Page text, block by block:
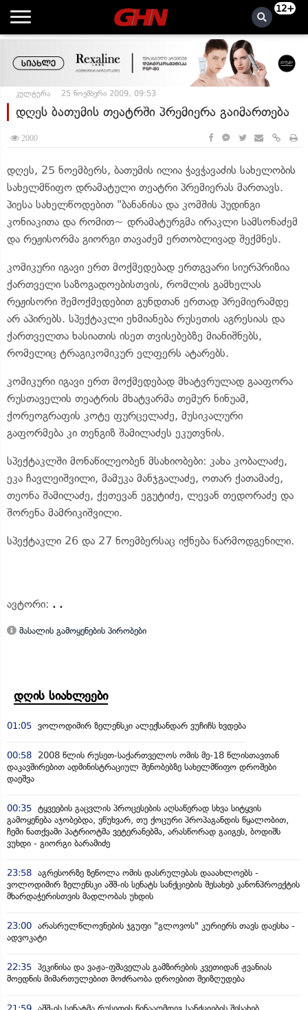
12+
კულტურა 25 ნოემბერი 2009, 09:53
დღეს ბათუმის თეატრში პრემიერა გაიმართება
2000
დღეს, 25 ნოემბერს, ბათუმის ილია ჭავჭავაძის სახელობის
სახელმწიფო დრამატული თეატრი პრემიერას მართავს.
პიესა სახელწოდებით "ბანანისა და კომშის პუდინგი
კონიაკითა და რომით~ დრამატურგმა ირაკლი სამსონაძემ
და რეჟისორმა გიორგი თავაძემ ერთობლივად შექმნეს.
კომიკური იგავი ერთ მოქმედებად ერთგვარი სიურპრიზია
ქართველი საზოგადოებისთვის, რომლის გამხელას
რეჟისორი შემოქმედებით გუნდთან ერთად პრემიერამდე
არ აპირებს. სპექტაკლი ეხმიანება რუსეთის აგრესიას და
ქართველთა ხასიათის ისეთ თვისებებზე მიანიშნებს,
რომელიც ტრაგიკომიკურ ელფერს ატარებს.
კომიკური იგავი ერთ მოქმედებად მხატვრულად გააფორა
რუსთაველის თეატრის მხატვარმა თემურ ნინუამ,
ქორეოგრაფის კოტე ფურცელაძე, მუსიკალური
გაფორმება კი თენგიზ შამილაძეს ეკუთვნის.
სპექტაკლში მონაწილეობენ მსახიობები: კახა კობალაძე,
ეკა ჩავლეიშვილი, მამუკა მანჯგალაძე, ოთარ ქათამაძე,
თეონა შამილაძე, ქეთევან ეგუტიძე, ლევან თედორაძე და
შორენა მამრიკიშვილი.
სპექტაკლი 26 და 27 ნოემბერსაც იქნება წარმოდგენილი.
ავტორი: . .
მასალის გამოყენების პირობები
დღის სიახლეები
01:05 ვოლოდიმირ ზელენსკი ალექსანდარ ვუჩიჩს ხვდება
00:58
2008 წლის რუსეთ-საქართველოს ომის მე-18 წლისთავთან
დაკავშირებით ადმინისტრაციულ შენობებზე სახელმწიფო დროშები
დაეშვა
00:35 ტყვეების გაცვლის პროცესების აღსაწერად სხვა სიტყვის
გამოყენება აჯობებდა, ვწუხვარ, თუ ქოცური პროპაგანდის წყალობით,
ჩემი ნათქვამი პატრიოტმა ვეტერანებმა, არასწორად გაიგეს, ბოდიშს
ვუხდი - გიორგი ბარამიძე
23:58 აგრესორზე ზეწოლა ომის დასრულებას დააახლოებს -
ვოლოდიმირ ზელენსკი აშშ-ის სენატს სანქციების შესახებ კანონპროექტის
მხარდაჭერისთვის მადლობას უხდის
23:00 არასრულწლოვნების ჯგუფი "გლოვოს" კურიერს თავს დაესხა -
ადვოკატი
22:35 პეკინისა და ვაჟა-ფშაველას გამზირების კვეთიდან ჟვანიას
მოედნის მიმართულებით მოძრაობა დროებით შეიზღუდება